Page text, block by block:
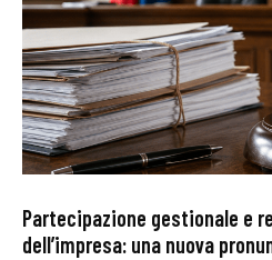
Partecipazione gestionale e
dell’impresa: una nuova